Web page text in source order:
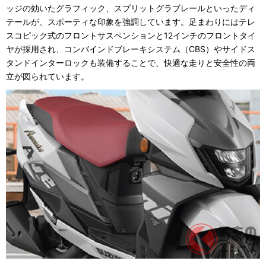
ッジの効いたグラフィック、スプリットグラブレールといったディ
テールが、スポーティな印象を強調しています。足まわりにはテレ
スコピック式のフロントサスペンションと12インチのフロントタイ
ヤが採用され、コンバインドブレーキシステム（CBS）やサイドス
タンドインターロックも装備することで、快適な走りと安全性の両
立が図られています。